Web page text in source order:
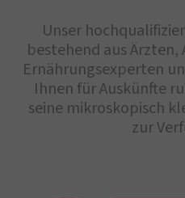
Unser
bestehend aus
Ernährungsexperten
Ihnen für Auskünfte
seine mikroskopisch
zur